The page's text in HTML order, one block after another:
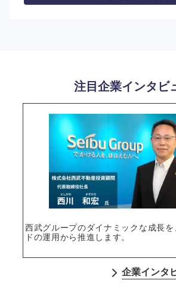
注目企業インタビ
西武グループのダイナミックな成長
ドの運用から推進します。
企業インタ